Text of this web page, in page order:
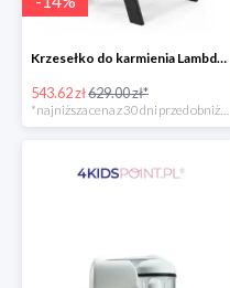
Krzesełko do karmienia Lambda 3 Black Childhome
543.62 zł629.00 zł*
*najniższa cena z 30 dni przed obniżką